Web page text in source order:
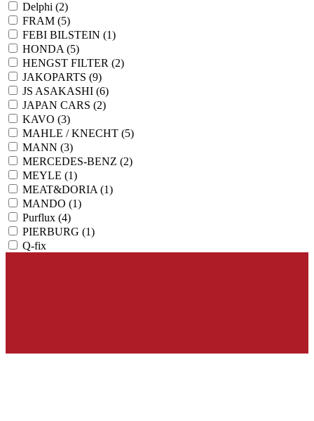
Delphi (2)
FRAM (5)
FEBI BILSTEIN (1)
HONDA(5)
HENGST FILTER (2)
JAKOPARTS (9)
JS ASAKASHI (6)
JAPAN CARS (2)
KAVO (3)
MAHLE / KNECHT (5)
MANN (3)
MERCEDES-BENZ (2)
MEYLE (1)
MEAT&DORIA(1)
MANDO (1)
Purflux (4)
PIERBURG (1)
Q-fix